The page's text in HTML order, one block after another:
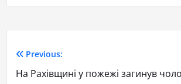
Previous:
На Рахівщині у пожежі загинув